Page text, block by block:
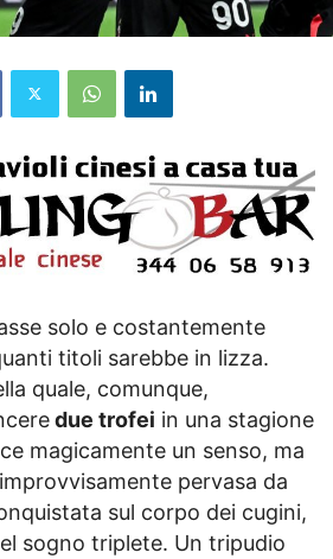
solo e costantemente
titoli sarebbe in lizza.
quale, comunque,
due trofei in una stagione
magicamente un senso, ma
pervasa da
sul corpo dei cugini,
sogno triplete. Un tripudio